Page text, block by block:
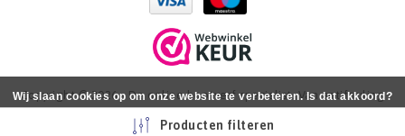
Copyright © 2026 - De online bootverf specialist. Van antifouling
tot aflak. - All rights reserved - RealizationInStijl Media
Producten filteren
Wij slaan cookies op om onze website te verbeteren. Is dat akkoord?
Nee Meer over cookies »